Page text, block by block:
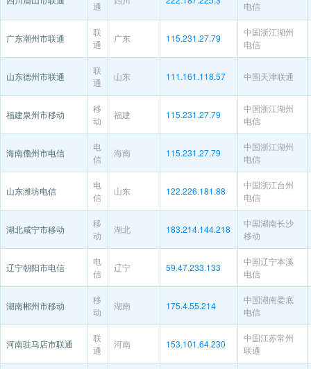
通 电信
广东潮州市联通
联
通
广东 115.231.27.79
中国浙江湖州
电信
山东德州市联通
联
通
山东 111.161.118.57 中国天津联通
福建泉州市移动
移
动
福建 115.231.27.79
中国浙江湖州
电信
海南儋州市电信
电
信
海南 115.231.27.79
中国浙江湖州
电信
山东潍坊电信
电
信
山东 122.226.181.88
中国浙江台州
电信
湖北咸宁市移动
移
动
湖北 183.214.144.218
中国湖南长沙
移动
辽宁朝阳市电信
电
信
辽宁 59.47.233.133
中国辽宁本溪
电信
湖南郴州市移动
移
动
湖南 175.4.55.214
中国湖南娄底
电信
河南驻马店市联通
联
通
河南 153.101.64.230
中国江苏常州
联通